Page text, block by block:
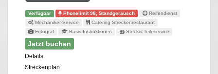
Verfügbar Phonelimit 98, Standgeräusch
Reifendienst
Mechaniker-Service
Catering Streckenrestaurant
Fotograf
Basis-Instruktionen Steckis Teileservice
Jetzt buchen
Details
Streckenplan